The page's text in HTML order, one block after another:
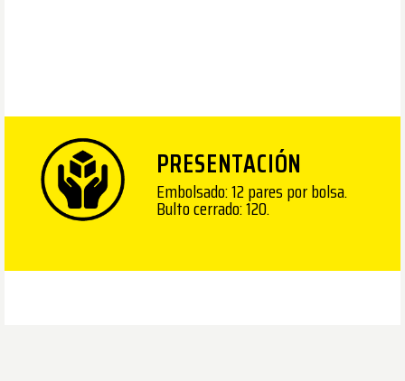
PRESENTACIÓN
Embolsado: 12 pares por bolsa.
Bulto cerrado: 120.